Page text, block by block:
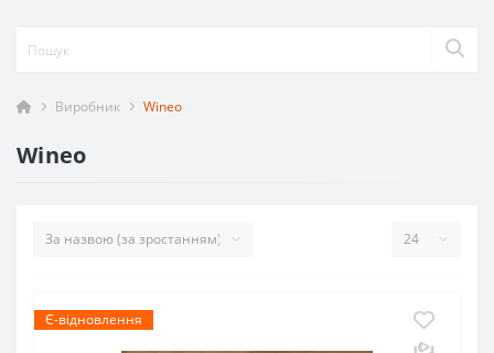
Виробник Wineo
Wineo
Є-відновлення